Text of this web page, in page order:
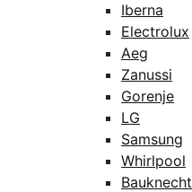
Iberna
Electrolux
Aeg
Zanussi
Gorenje
LG
Samsung
Whirlpool
Bauknecht